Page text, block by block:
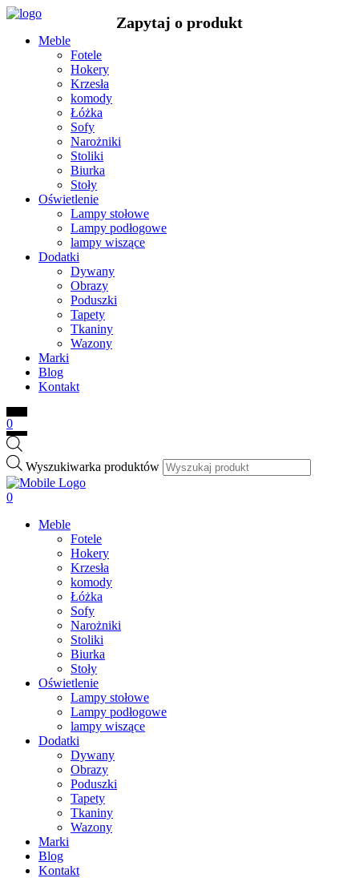
Meble
Fotele
Hokery
Krzesła
komody
Łóżka
Sofy
Narożniki
Stoliki
Biurka
Stoły
Oświetlenie
Lampy stołowe
Lampy podłogowe
lampy wiszące
Dodatki
Dywany
Obrazy
Poduszki
Tapety
Tkaniny
Wazony
Marki
Blog
Kontakt
0
Wyszukiwarka produktów
0
Meble
Fotele
Hokery
Krzesła
komody
Łóżka
Sofy
Narożniki
Stoliki
Biurka
Stoły
Oświetlenie
Lampy stołowe
Lampy podłogowe
lampy wiszące
Dodatki
Dywany
Obrazy
Poduszki
Tapety
Tkaniny
Wazony
Marki
Blog
Kontakt